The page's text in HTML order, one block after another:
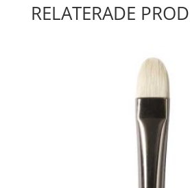
RELATERADE